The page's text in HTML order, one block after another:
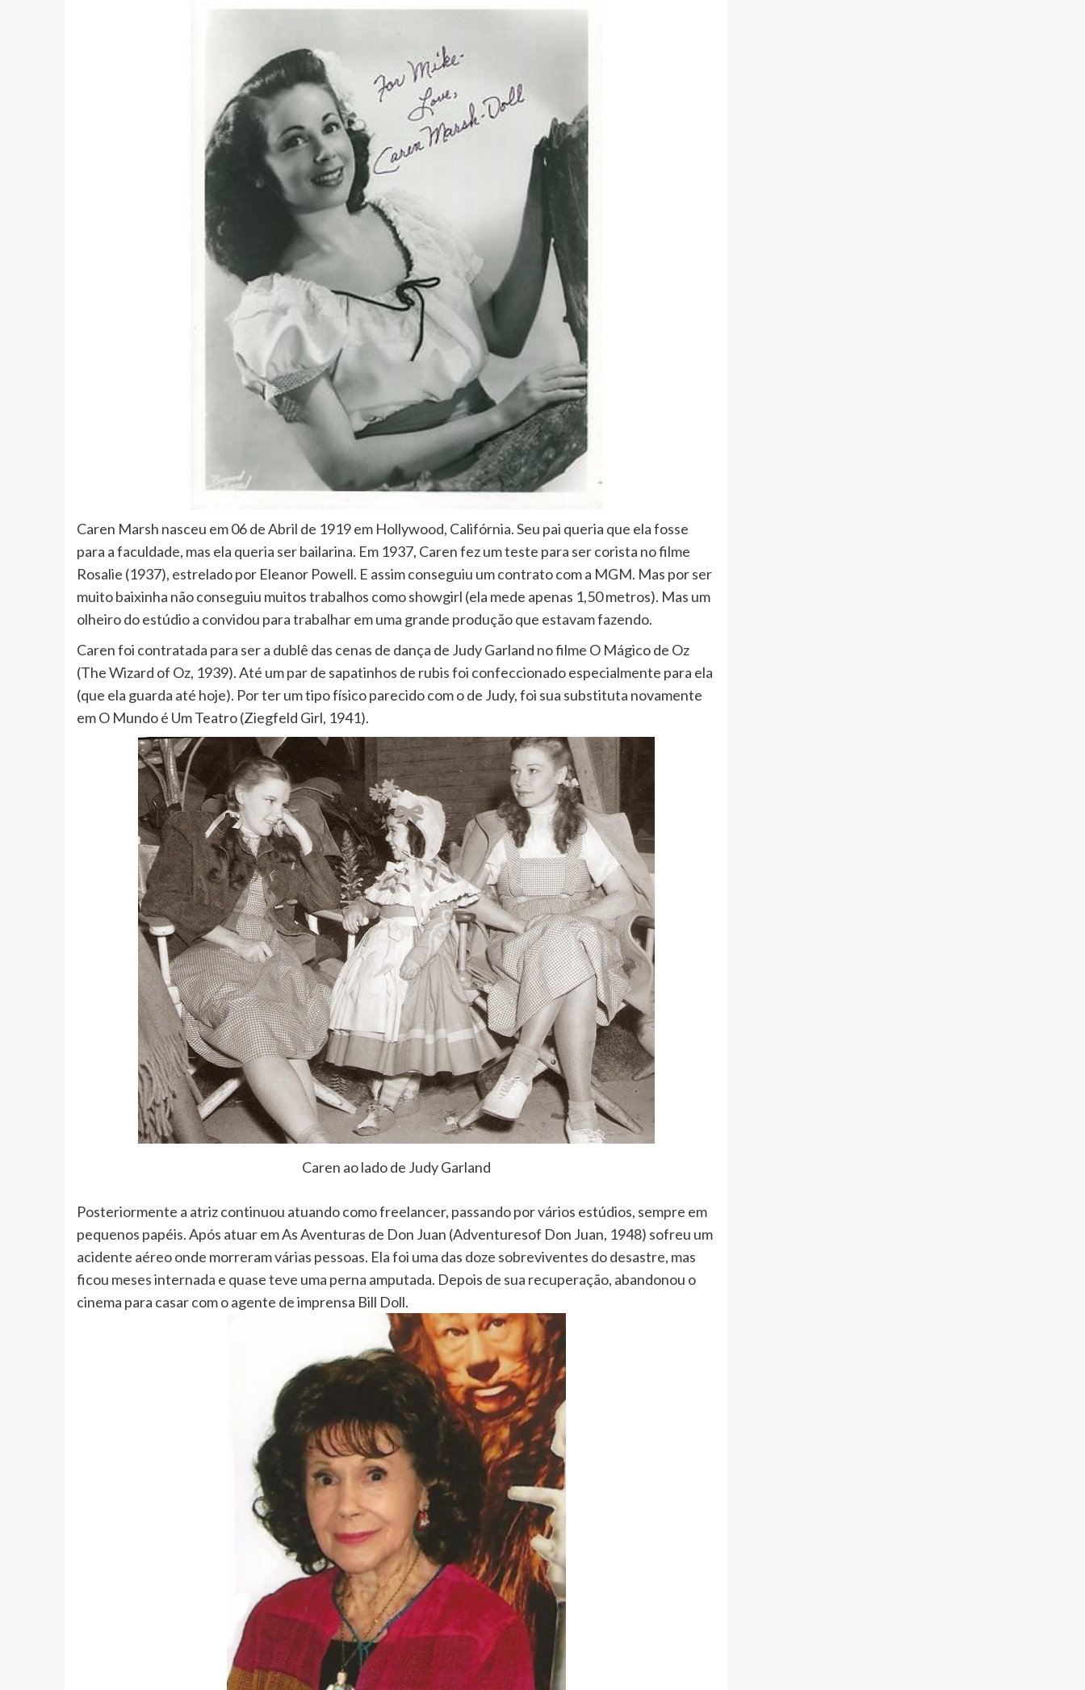
Caren Marsh nasceu em 06 de Abril de 1919 em Hollywood, Califórnia. Seu pai queria que ela fosse
para a faculdade, mas ela queria ser bailarina. Em 1937, Caren fez um teste para ser corista no filme
Rosalie (1937), estrelado por Eleanor Powell. E assim conseguiu um contrato com a MGM. Mas por ser
muito baixinha não conseguiu muitos trabalhos como showgirl (ela mede apenas 1,50 metros). Mas um
olheiro do estúdio a convidou para trabalhar em uma grande produção que estavam fazendo.
Caren foi contratada para ser a dublê das cenas de dança de Judy Garland no filme O Mágico de Oz
(The Wizard of Oz, 1939). Até um par de sapatinhos de rubis foi confeccionado especialmente para ela
(que ela guarda até hoje). Por ter um tipo físico parecido com o de Judy, foi sua substituta novamente
em O Mundo é Um Teatro (Ziegfeld Girl, 1941).
Caren ao lado de Judy Garland
Posteriormente a atriz continuou atuando como freelancer, passando por vários estúdios, sempre em
pequenos papéis. Após atuar em As Aventuras de Don Juan (Adventuresof Don Juan, 1948) sofreu um
acidente aéreo onde morreram várias pessoas. Ela foi uma das doze sobreviventes do desastre, mas
ficou meses internada e quase teve uma perna amputada. Depois de sua recuperação, abandonou o
cinema para casar com o agente de imprensa Bill Doll.